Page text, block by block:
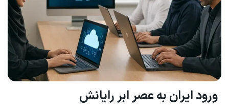
ورود ایران به عصر ابر رایانش